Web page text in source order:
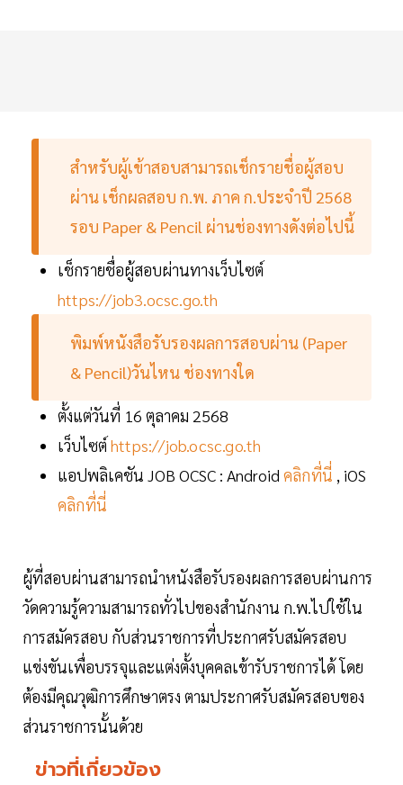
สำหรับผู้เข้าสอบสามารถเช็กรายชื่อผู้สอบ
ผ่าน เช็กผลสอบ ก.พ. ภาค ก.ประจำปี 2568
รอบ Paper & Pencil ผ่านช่องทางดังต่อไปนี้
เช็กรายชื่อผู้สอบผ่านทางเว็บไซต์
https://job3.ocsc.go.th
พิมพ์หนังสือรับรองผลการสอบผ่าน (Paper
& Pencil)วันไหน ช่องทางใด
ตั้งแต่วันที่ 16 ตุลาคม 2568
เว็บไซต์ https://job.ocsc.go.th
แอปพลิเคชัน JOB OCSC : Android คลิกที่นี่ , iOS
คลิกที่นี่
ผู้ที่สอบผ่านสามารถนำหนังสือรับรองผลการสอบผ่านการ
วัดความรู้ความสามารถทั่วไปของสำนักงาน ก.พ.ไปใช้ใน
การสมัครสอบ กับส่วนราชการที่ประกาศรับสมัครสอบ
แข่งขันเพื่อบรรจุและแต่งตั้งบุคคลเข้ารับราชการได้ โดย
ต้องมีคุณวุฒิการศึกษาตรง ตามประกาศรับสมัครสอบของ
ส่วนราชการนั้นด้วย
ข่าวที่เกี่ยวข้อง